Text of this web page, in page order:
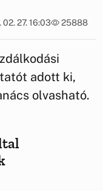
27. 16:03 25888
adott ki,
olvasható.